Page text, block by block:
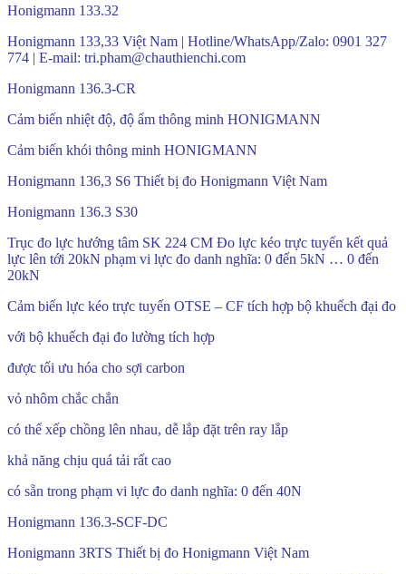
Honigmann 133.32
Honigmann 133,33 Việt Nam | Hotline/WhatsApp/Zalo: 0901 327
774 | E-mail: tri.pham@chauthienchi.com
Honigmann 136.3-CR
Cảm biến nhiệt độ, độ ẩm thông minh HONIGMANN
Cảm biến khói thông minh HONIGMANN
Honigmann 136,3 S6 Thiết bị đo Honigmann Việt Nam
Honigmann 136.3 S30
Trục đo lực hướng tâm SK 224 CM Đo lực kéo trực tuyến kết quả
lực lên tới 20kN phạm vi lực đo danh nghĩa: 0 đến 5kN … 0 đến
20kN
Cảm biến lực kéo trực tuyến OTSE – CF tích hợp bộ khuếch đại đo
với bộ khuếch đại đo lường tích hợp
được tối ưu hóa cho sợi carbon
vỏ nhôm chắc chắn
có thể xếp chồng lên nhau, dễ lắp đặt trên ray lắp
khả năng chịu quá tải rất cao
có sẵn trong phạm vi lực đo danh nghĩa: 0 đến 40N
Honigmann 136.3-SCF-DC
Honigmann 3RTS Thiết bị đo Honigmann Việt Nam